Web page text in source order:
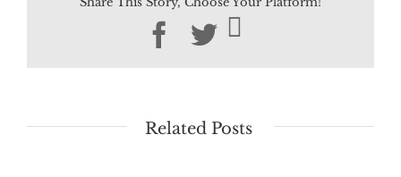
Facebook
Twitter
Related Posts